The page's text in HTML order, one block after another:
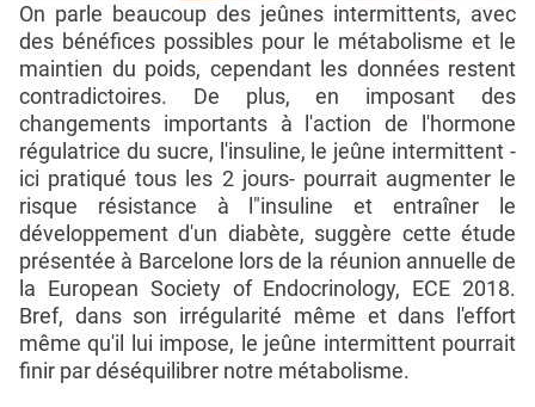
On parle beaucoup des jeûnes intermittents, avec
des bénéfices possibles pour le métabolisme et le
maintien du poids, cependant les données restent
contradictoires. De plus, en imposant des
changements importants à l'action de l'hormone
régulatrice du sucre, l'insuline, le jeûne intermittent -
ici pratiqué tous les 2 jours- pourrait augmenter le
risque résistance à l"insuline et entraîner le
développement d'un diabète, suggère cette étude
présentée à Barcelone lors de la réunion annuelle de
la European Society of Endocrinology, ECE 2018.
Bref, dans son irrégularité même et dans l'effort
même qu'il lui impose, le jeûne intermittent pourrait
finir par déséquilibrer notre métabolisme.